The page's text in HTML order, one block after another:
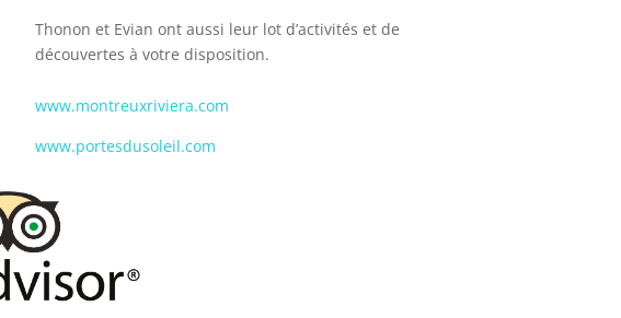
Thonon et Evian ont aussi leur lot d’activités et de
découvertes à votre disposition.
www.montreuxriviera.com
www.portesdusoleil.com